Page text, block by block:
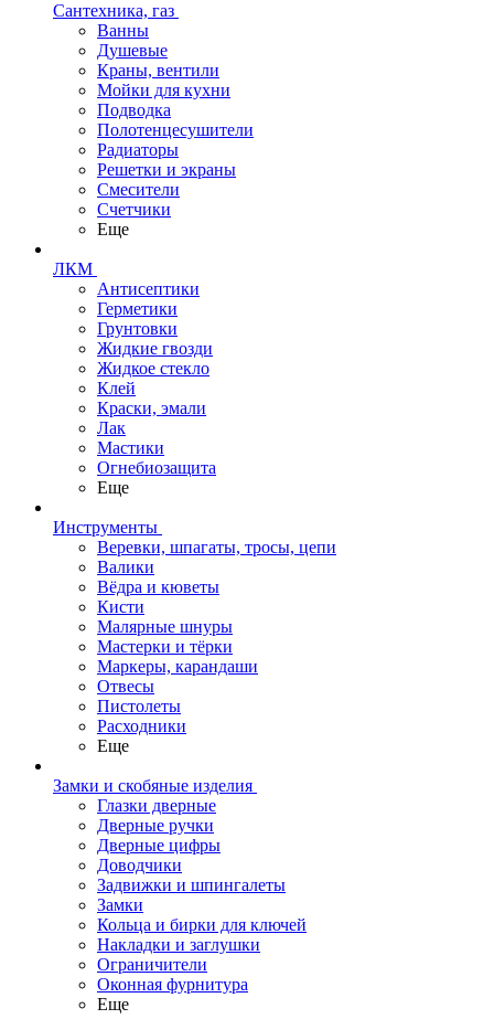
Сантехника, газ
Ванны
Душевые
Краны, вентили
Мойки для кухни
Подводка
Полотенцесушители
Радиаторы
Решетки и экраны
Смесители
Счетчики
Еще
ЛКМ
Антисептики
Герметики
Грунтовки
Жидкие гвозди
Жидкое стекло
Клей
Краски, эмали
Лак
Мастики
Огнебиозащита
Еще
Инструменты
Веревки, шпагаты, тросы, цепи
Валики
Вёдра и кюветы
Кисти
Малярные шнуры
Мастерки и тёрки
Маркеры, карандаши
Отвесы
Пистолеты
Расходники
Еще
Замки и скобяные изделия
Глазки дверные
Дверные ручки
Дверные цифры
Доводчики
Задвижки и шпингалеты
Замки
Кольца и бирки для ключей
Накладки и заглушки
Ограничители
Оконная фурнитура
Еще